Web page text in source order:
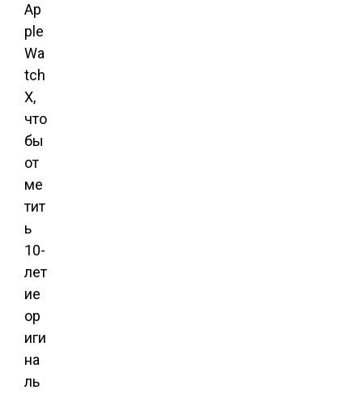
Ap
ple
Wa
tch
X,
что
бы
от
ме
тит
ь
10-
лет
ие
ор
иги
на
ль